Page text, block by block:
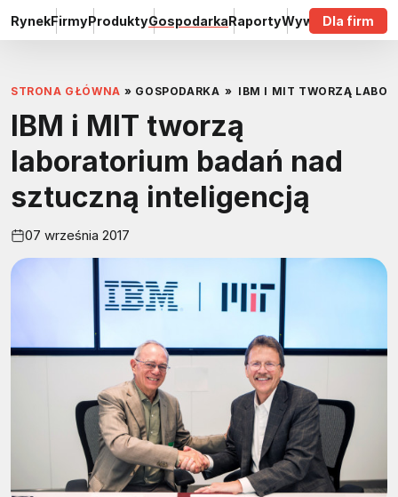
RynekFirmyProduktyGospodarkaRaportyWywiadyDla firm
STRONA GŁÓWNA » GOSPODARKA » IBM I MIT TWORZĄ
IBM i MIT tworzą
laboratorium badań nad
sztuczną inteligencją
07 września 2017